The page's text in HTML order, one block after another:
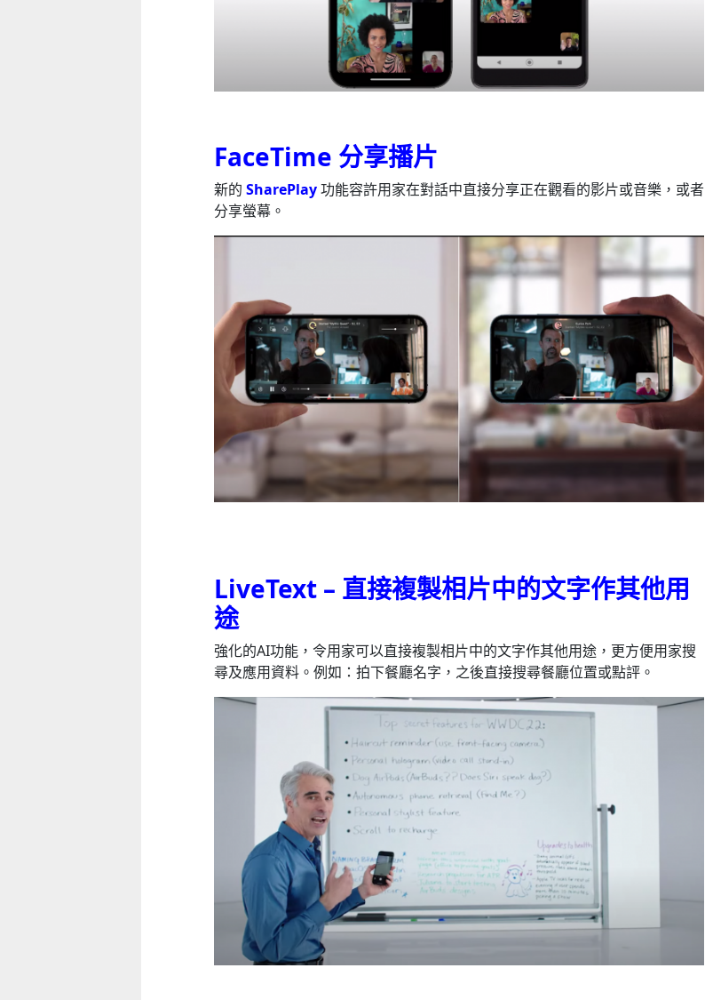
FaceTime 分享播片
新的 SharePlay功能容許用家在對話中直接分享正在觀看的影片或音樂，或者
分享螢幕。
LiveText – 直接複製相片中的文字作其他用
途
強化的AI功能，令用家可以直接複製相片中的文字作其他用途，更方便用家搜
尋及應用資料。例如：拍下餐廳名字，之後直接搜尋餐廳位置或點評。
日本Yohome 迷你專業級現磨鮮萃奶泡3合1半自動家庭意式咖啡機 (需訂貨)
CTM
$999
$739起
CTM